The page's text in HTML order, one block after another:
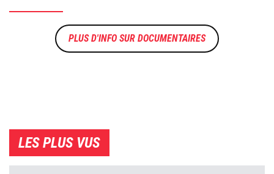
DOCUMENTAIRES
LES PLUS VUS